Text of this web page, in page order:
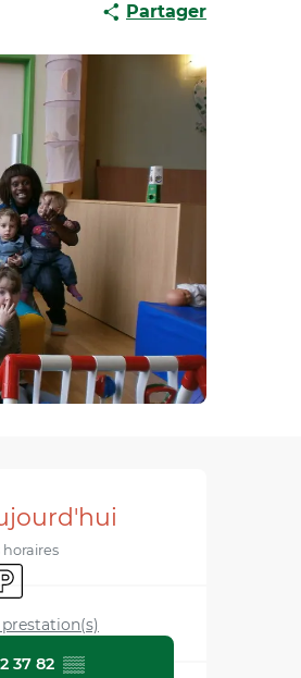
Partager
et
horaires
37 82 ▒▒